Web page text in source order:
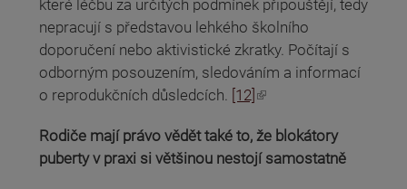
které léčbu za určitých podmínek připouštějí, tedy
nepracují s představou lehkého školního
doporučení nebo aktivistické zkratky. Počítají s
odborným posouzením, sledováním a informací
o reprodukčních důsledcích. [12]
(odkaz je externí)
Rodiče mají právo vědět také to, že blokátory
puberty v praxi si většinou nestojí samostatně